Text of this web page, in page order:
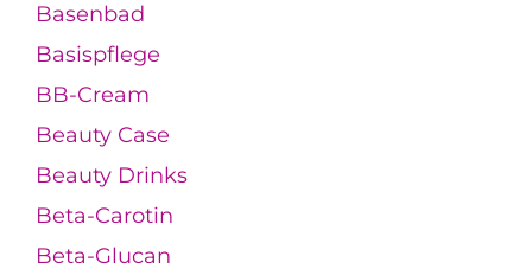
Basenbad
Basispflege
BB-Cream
Beauty Case
Beauty Drinks
Beta-Carotin
Beta-Glucan